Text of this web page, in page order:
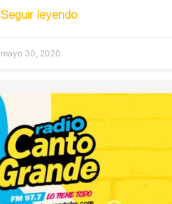
Seguir leyendo
mayo 30, 2020